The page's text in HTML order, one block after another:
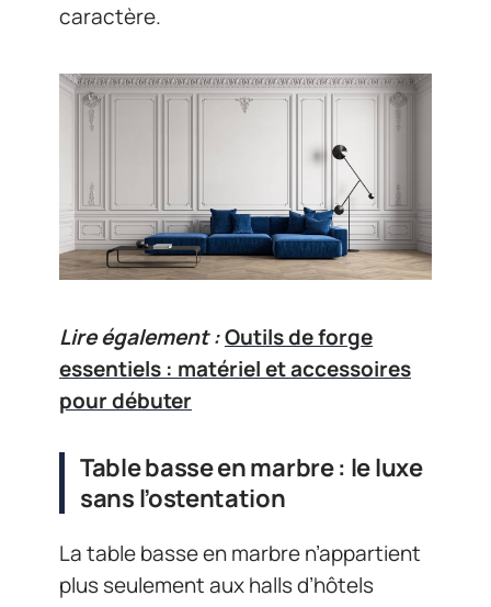
caractère.
Lire également :Outils de forge
essentiels : matériel et accessoires
pour débuter
Table basse en marbre : le luxe
sans l’ostentation
La table basse en marbre n’appartient
plus seulement aux halls d’hôtels